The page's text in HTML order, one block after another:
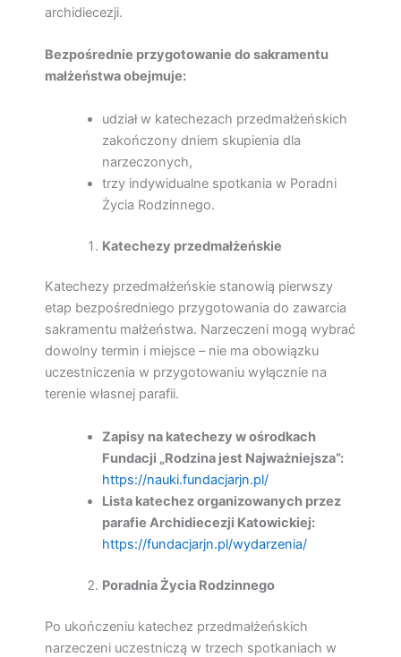
archidiecezji.
Bezpośrednie przygotowanie do sakramentu
małżeństwa obejmuje:
udział w katechezach przedmałżeńskich
zakończony dniem skupienia dla
narzeczonych,
trzy indywidualne spotkania w Poradni
Życia Rodzinnego.
Katechezy przedmałżeńskie
Katechezy przedmałżeńskie stanowią pierwszy
etap bezpośredniego przygotowania do zawarcia
sakramentu małżeństwa. Narzeczeni mogą wybrać
dowolny termin i miejsce – nie ma obowiązku
uczestniczenia w przygotowaniu wyłącznie na
terenie własnej parafii.
Zapisy na katechezy w ośrodkach
Fundacji „Rodzina jest Najważniejsza”:
https://nauki.fundacjarjn.pl/
Lista katechez organizowanych przez
parafie Archidiecezji Katowickiej:
https://fundacjarjn.pl/wydarzenia/
Poradnia Życia Rodzinnego
Po ukończeniu katechez przedmałżeńskich
narzeczeni uczestniczą w trzech spotkaniach w